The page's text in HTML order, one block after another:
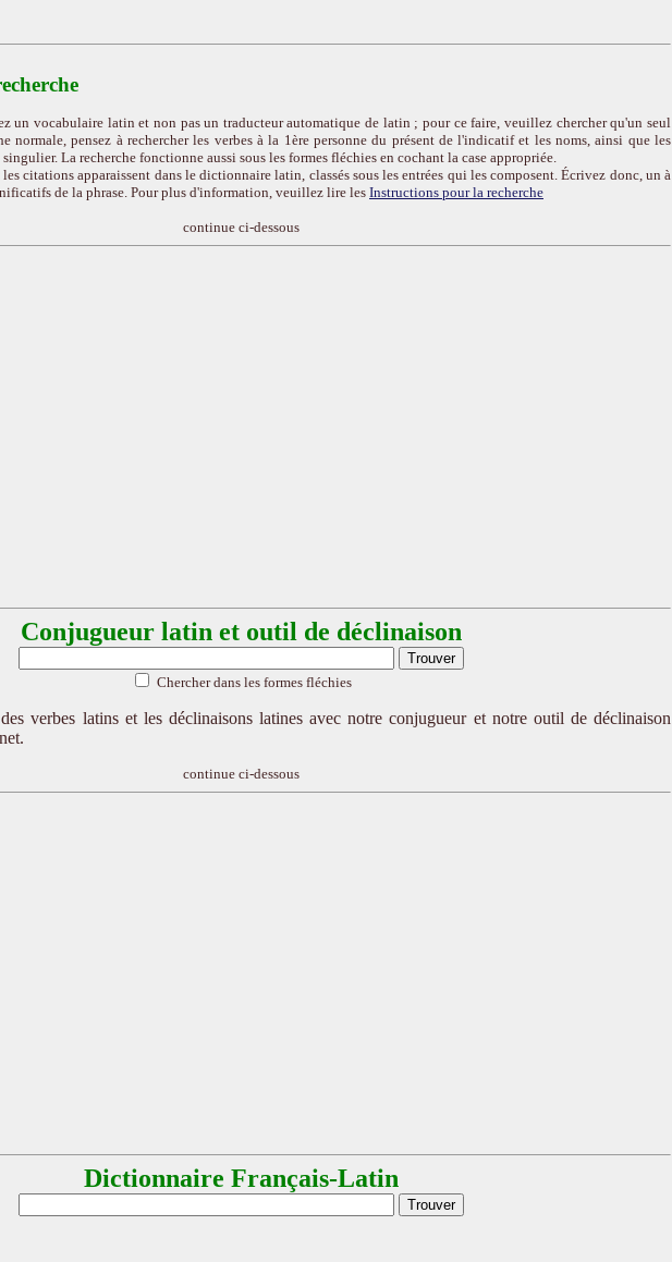
un vocabulaire latin et non pas un traducteur automatique de latin ; pour ce faire, veuillez chercher qu'un seul
normale, pensez à rechercher les verbes à la 1ère personne du présent de l'indicatif et les noms, ainsi que les
La recherche fonctionne aussi sous les formes fléchies en cochant la case appropriée.
citations apparaissent dans le dictionnaire latin, classés sous les entrées qui les composent. Écrivez donc, un à
de la phrase. Pour plus d'information, veuillez lire les Instructions pour la recherche
continue ci-dessous
Conjugueur latin et outil de déclinaison
Chercher dans les formes fléchies
verbes latins et les déclinaisons latines avec notre conjugueur et notre outil de déclinaison
continue ci-dessous
Dictionnaire Français-Latin